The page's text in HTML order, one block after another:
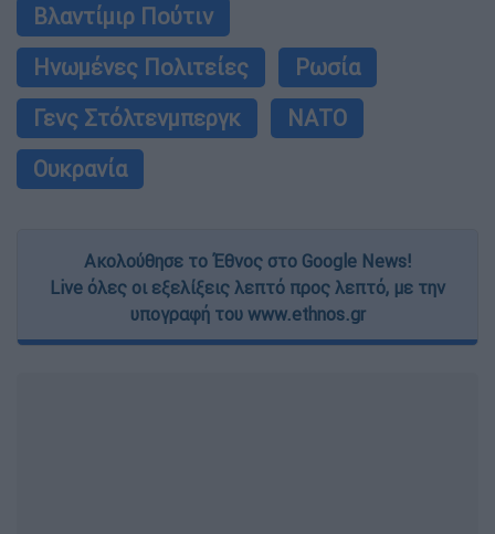
Βλαντίμιρ Πούτιν
Ηνωμένες Πολιτείες
Ρωσία
Γενς Στόλτενμπεργκ
ΝΑΤΟ
Ουκρανία
Ακολούθησε το Έθνος στο Google News!
Live όλες οι εξελίξεις λεπτό προς λεπτό, με την
υπογραφή του www.ethnos.gr